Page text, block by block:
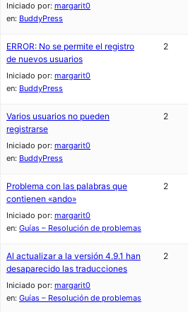
Iniciado por: margarit0
en: BuddyPress
ERROR: No se permite el registro
de nuevos usuarios
Iniciado por: margarit0
en: BuddyPress
2
Varios usuarios no pueden
registrarse
Iniciado por: margarit0
en: BuddyPress
2
Problema con las palabras que
contienen «ando»
Iniciado por: margarit0
en: Guías – Resolución de problemas
2
Al actualizar a la versión 4.9.1 han
desaparecido las traducciones
Iniciado por: margarit0
en: Guías – Resolución de problemas
2